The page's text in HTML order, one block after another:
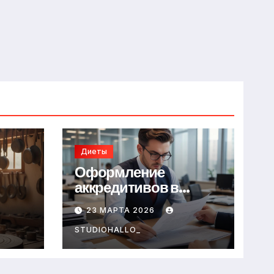
Диеты
Оформление
аккредитивов в
международной
торговле
23 МАРТА 2026
STUDIOHALLO_